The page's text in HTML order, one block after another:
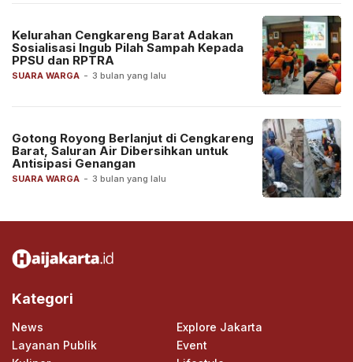
SUARA WARGA - 3 bulan yang lalu
Kelurahan Cengkareng Barat Adakan
Sosialisasi Ingub Pilah Sampah Kepada
PPSU dan RPTRA
SUARA WARGA - 3 bulan yang lalu
Gotong Royong Berlanjut di Cengkareng
Barat, Saluran Air Dibersihkan untuk
Antisipasi Genangan
Kategori
News
Explore Jakarta
Layanan Publik
Event